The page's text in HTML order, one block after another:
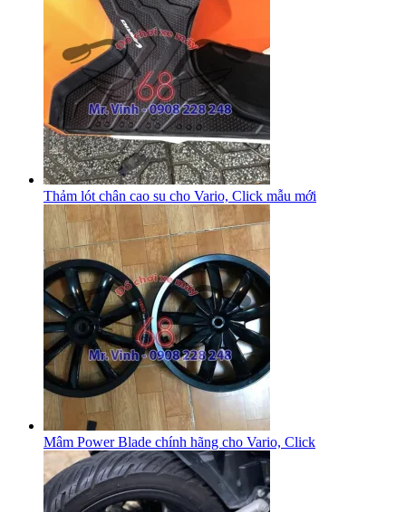
Thảm lót chân cao su cho Vario, Click mẫu mới
Mâm Power Blade chính hãng cho Vario, Click